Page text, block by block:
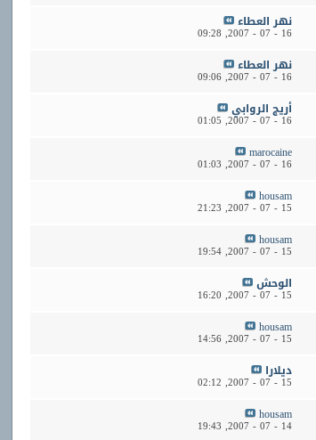
نهر العطاء
16 - 07 - 2007,
09:28
نهر العطاء
16 - 07 - 2007,
09:06
أريج الروابي
16 - 07 - 2007,
01:05
marocaine
16 - 07 - 2007,
01:03
housam
15 - 07 - 2007,
21:23
housam
15 - 07 - 2007,
19:54
الوحش
15 - 07 - 2007,
16:20
housam
15 - 07 - 2007,
14:56
ديلارا
15 - 07 - 2007,
02:12
housam
14 - 07 - 2007,
19:43